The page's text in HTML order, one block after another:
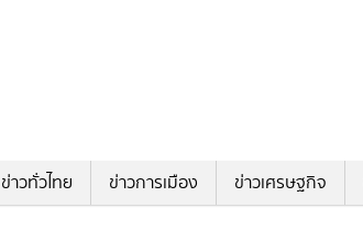
ข่าวทั่วไทย ข่าวการเมือง ข่าวเศรษฐกิจ